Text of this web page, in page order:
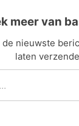
meer van
nieuwste
laten